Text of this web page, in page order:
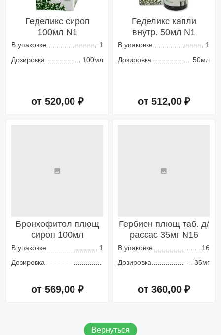
Геделикс сироп
100мл N1
В упаковке
1
Дозировка
100мл
от 520,00 ₽
Геделикс капли
внутр. 50мл N1
В упаковке
1
Дозировка
50мл
от 512,00 ₽
Бронхофитол плющ
сироп 100мл
В упаковке
1
Дозировка
от 569,00 ₽
Гербион плющ таб. д/
рассас 35мг N16
В упаковке
16
Дозировка
35мг
от 360,00 ₽
Вернуться